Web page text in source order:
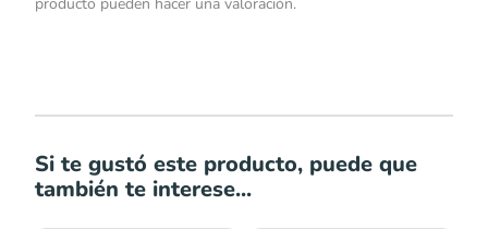
Si te gustó este producto, puede que
también te interese...